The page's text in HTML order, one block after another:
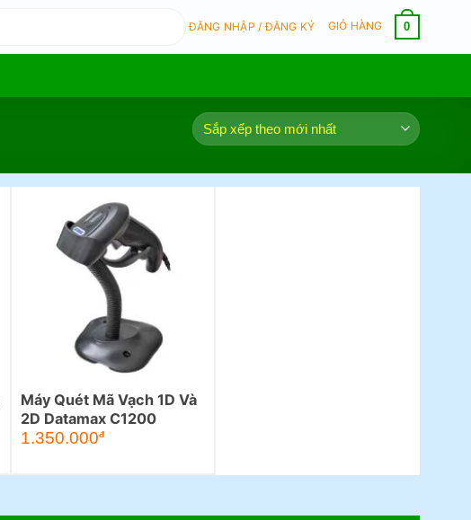
ĐĂNG NHẬP / ĐĂNG KÝ GIỎ HÀNG 0
Máy Quét Mã Vạch 1D Và
2D Datamax C1200
1.350.000đ